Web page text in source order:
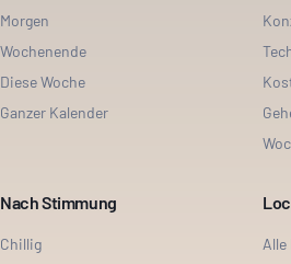
Morgen
Wochenende
Diese Woche
Ganzer Kalender
Nach Stimmung
Chillig